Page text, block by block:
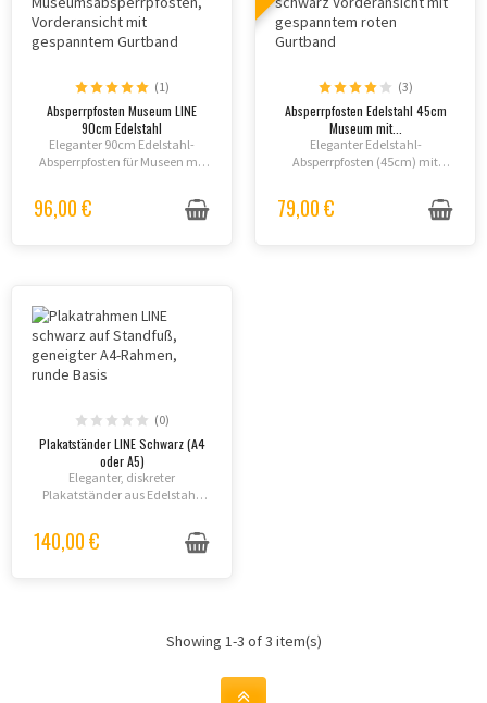
(1)
Absperrpfosten Museum LINE
90cm Edelstahl
Eleganter 90cm Edelstahl-
Absperrpfosten für Museen mit
wartungsarm und in mehreren
Finishen erhältlich - Inox
96,00 €
(3)
Absperrpfosten Edelstahl 45cm
Museum mit...
Eleganter Edelstahl-
Absperrpfosten (45cm) mit
Raumgliederung in Museen,
Galerien und Ausstellungen -
79,00 €
(0)
Plakatständer LINE Schwarz (A4
oder A5)
Eleganter, diskreter
Plakatständer aus Edelstahl,
Absperrpfosten LINE (Potelet®).
140,00 €
Showing 1-3 of 3 item(s)